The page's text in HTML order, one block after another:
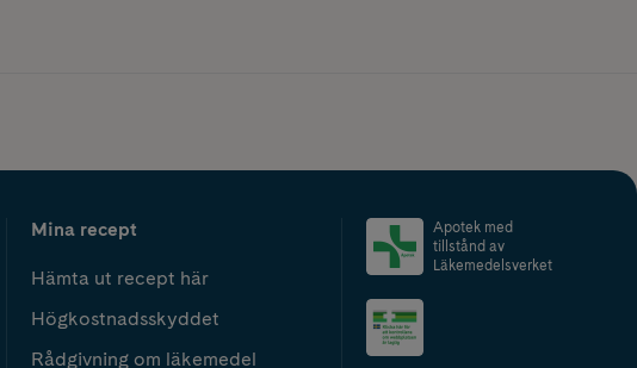
Mina recept
Hämta ut recept här
Högkostnadsskyddet
Rådgivning om läkemedel
Apotek med
tillstånd av
Läkemedelsverket